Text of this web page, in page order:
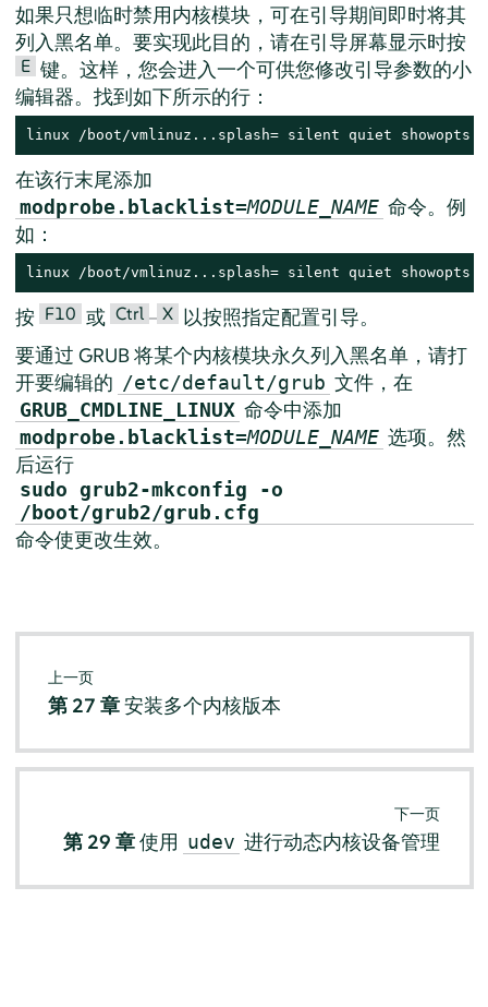
如果只想临时禁用内核模块，可在引导期间即时将其
列入黑名单。要实现此目的，请在引导屏幕显示时按
E 键。这样，您会进入一个可供您修改引导参数的小
编辑器。找到如下所示的行：
linux /boot/vmlinuz...splash= silent quiet showopts
在该行末尾添加
modprobe.blacklist=MODULE_NAME 命令。例
如：
linux /boot/vmlinuz...splash= silent quiet showopts
按 F10 或 Ctrl – X 以按照指定配置引导。
要通过 GRUB 将某个内核模块永久列入黑名单，请打
开要编辑的 /etc/default/grub 文件，在
GRUB_CMDLINE_LINUX 命令中添加
modprobe.blacklist=MODULE_NAME 选项。然
后运行
sudo grub2-mkconfig -o
/boot/grub2/grub.cfg
命令使更改生效。
上一页
第 27 章安装多个内核版本
下一页
第 29 章使用 udev 进行动态内核设备管理